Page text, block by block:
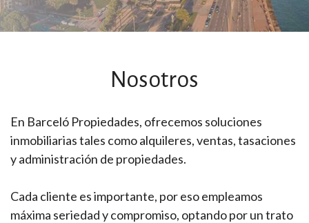
Nosotros
En Barceló Propiedades, ofrecemos soluciones
inmobiliarias tales como alquileres, ventas, tasaciones
y administración de propiedades.
Cada cliente es importante, por eso empleamos
máxima seriedad y compromiso, optando por un trato